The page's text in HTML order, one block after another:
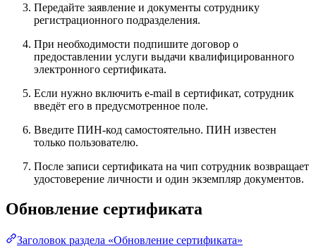
Передайте заявление и документы сотруднику
регистрационного подразделения.
При необходимости подпишите договор о
предоставлении услуги выдачи квалифицированного
электронного сертификата.
Если нужно включить e-mail в сертификат, сотрудник
введёт его в предусмотренное поле.
Введите ПИН-код самостоятельно. ПИН известен
только пользователю.
После записи сертификата на чип сотрудник возвращает
удостоверение личности и один экземпляр документов.
Обновление сертификата
Заголовок раздела «Обновление сертификата»